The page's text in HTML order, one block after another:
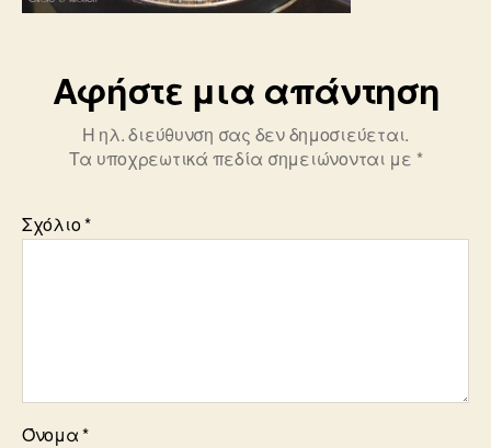
Αφήστε μια απάντηση
Η ηλ. διεύθυνση σας δεν δημοσιεύεται.
Τα υποχρεωτικά πεδία σημειώνονται με *
Σχόλιο*
Όνομα*